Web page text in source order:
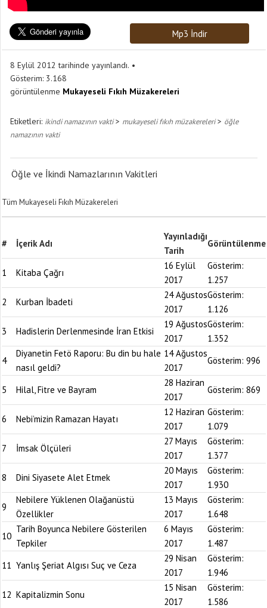
Mp3 İndir
8 Eylül 2012 tarihinde yayınlandı.
Gösterim: 3.168
görüntülenme Mukayeseli Fıkıh Müzakereleri
Etiketleri: ikindi namazının vakti> mukayeseli fıkıh müzakereleri> öğle
namazının vakti
Öğle ve İkindi Namazlarının Vakitleri
Tüm Mukayeseli Fıkıh Müzakereleri
# İçerik Adı
Yayınladığı
Tarih
Görüntülenme
1 Kitaba Çağrı
16 Eylül
2017
Gösterim:
1.257
2
Kurban İbadeti
24 Ağustos
2017
Gösterim:
1.126
3
Hadislerin Derlenmesinde İran Etkisi
19 Ağustos
2017
Gösterim:
1.352
4
Diyanetin Fetö Raporu: Bu din bu hale
nasıl geldi?
14 Ağustos
2017
Gösterim: 996
5 Hilal, Fitre ve Bayram
28 Haziran
2017
Gösterim: 869
6 Nebi’mizin Ramazan Hayatı
12 Haziran
2017
Gösterim:
1.079
7
İmsak Ölçüleri
27 Mayıs
2017
Gösterim:
1.377
8
Dini Siyasete Alet Etmek
20 Mayıs
2017
Gösterim:
1.930
9
Nebilere Yüklenen Olağanüstü
Özellikler
13 Mayıs
2017
Gösterim:
1.648
10
Tarih Boyunca Nebilere Gösterilen
Tepkiler
6 Mayıs
2017
Gösterim:
1.487
11 Yanlış Şeriat Algısı Suç ve Ceza
29 Nisan
2017
Gösterim:
1.946
12 Kapitalizmin Sonu
15 Nisan
2017
Gösterim:
1.586